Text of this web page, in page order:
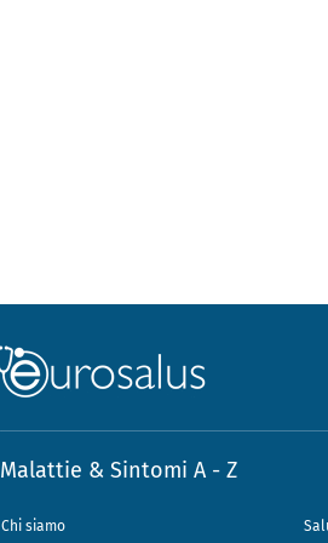
Malattie & Sintomi A - Z
Chi siamo